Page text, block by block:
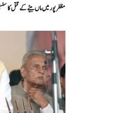
مظفر پور میں ماں بیٹے کے قتل کا